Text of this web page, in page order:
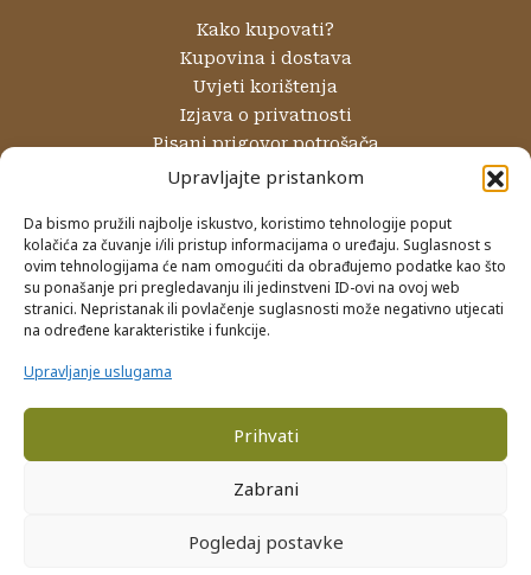
Upravljajte pristankom
Da bismo pružili najbolje iskustvo, koristimo tehnologije poput
kolačića za čuvanje i/ili pristup informacijama o uređaju. Suglasnost s
ovim tehnologijama će nam omogućiti da obrađujemo podatke kao što
su ponašanje pri pregledavanju ili jedinstveni ID-ovi na ovoj web
stranici. Nepristanak ili povlačenje suglasnosti može negativno utjecati
na određene karakteristike i funkcije.
Upravljanje uslugama
Prihvati
Zabrani
Pogledaj postavke
Kako kupovati?
Kupovina i dostava
Uvjeti korištenja
Izjava o privatnosti
Pisani prigovor potrošača
Reklamacije i povrati
NAČINI PLAĆANJA
Gotovinom prilikom preuzimanja
Internet bankarstvom
PRIJAVA NA NEWSLETTER
Facebook
Instagram
YouTube